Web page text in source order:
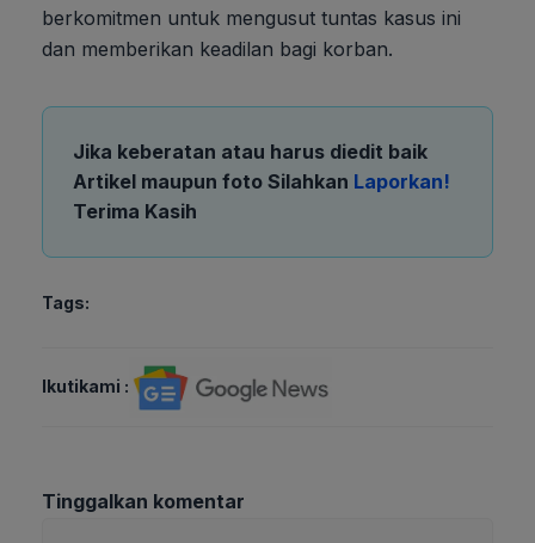
berkomitmen untuk mengusut tuntas kasus ini
dan memberikan keadilan bagi korban.
Jika keberatan atau harus diedit baik
Artikel maupun foto Silahkan Laporkan!
Terima Kasih
Tags:
Ikutikami :
Tinggalkan komentar